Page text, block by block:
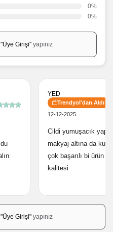
YED
Trendyol'dan Aldı
12-12-2025
Cildi yumuşacık
makyaj altına da
çok başarılı bi ürün
kalitesi
0%
0%
"Üye Girişi"yapınız
"Üye Girişi"yapınız